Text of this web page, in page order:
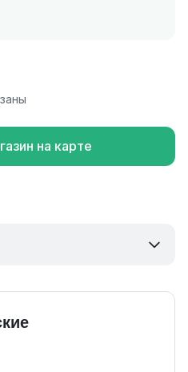
на карте